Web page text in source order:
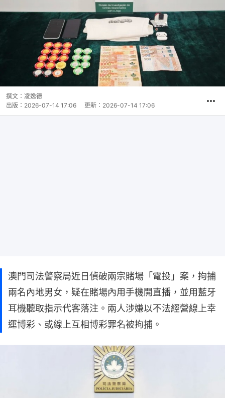
撰文： 凌逸德
出版： 2026-07-14 17:06 更新： 2026-07-14 17:06
澳門司法警察局近日偵破兩宗賭場「電投」案，拘捕
兩名內地男女，疑在賭場內用手機開直播，並用藍牙
耳機聽取指示代客落注。兩人涉嫌以不法經營線上幸
運博彩、或線上互相博彩罪名被拘捕。